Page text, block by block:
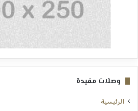
وصلات مفيدة
الرئيسية